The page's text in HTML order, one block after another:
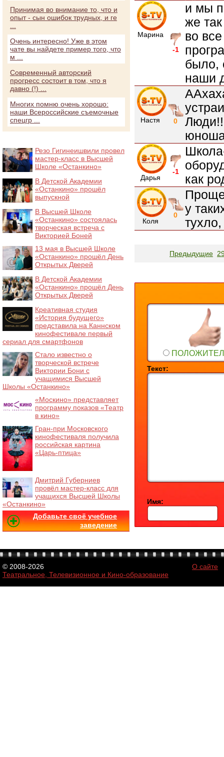
Марина
-1
и мы
же
во
было,
наши
Настя 0
Дарья
-1
как
Коля
0
у
Предыдущие
Текст:
Имя:
Принимая во внимание то, что и
опыт - сын ошибок трудных, и ге
Очень интересно! Уже в этом
чате вы найдете пример того, что
м ...
Современный авторский
прогресс состоит в том, что я
давно (!) ...
Многих помню очень хорошо:
наши Всероссийские съемочные
спецгр ...
Резо Гигинеишвили провел
мастер-класс в Высшей
Школе «Останкино»
В Детской Академии
«Останкино» прошёл
выпускной
В Высшей Школе
«Останкино» состоялась
творческая встреча с
Викторией Боней
13 мая в Высшей Школе
«Останкино» прошёл День
Открытых Дверей
В Детской Академии
«Останкино» прошёл День
Открытых Дверей
Креативная студия
«История будущего»
представила на Каннском
кинофестивале первый
сериал для смартфонов
Стало известно о
творческой встрече
Виктории Бони с
учащимися Высшей
Школы «Останкино»
«Москино» представляет
программу показов «Театр
в кино»
Гран-при Московского
кинофестиваля получила
российская картина
«Царь-птица»
Дмитрий Губерниев
провёл мастер-класс для
учащихся Высшей Школы
«Останкино»
Добавьте своё учебное
заведение
© 2008-2026
Театральное, Телевизионное и Кино-образование
О сайте